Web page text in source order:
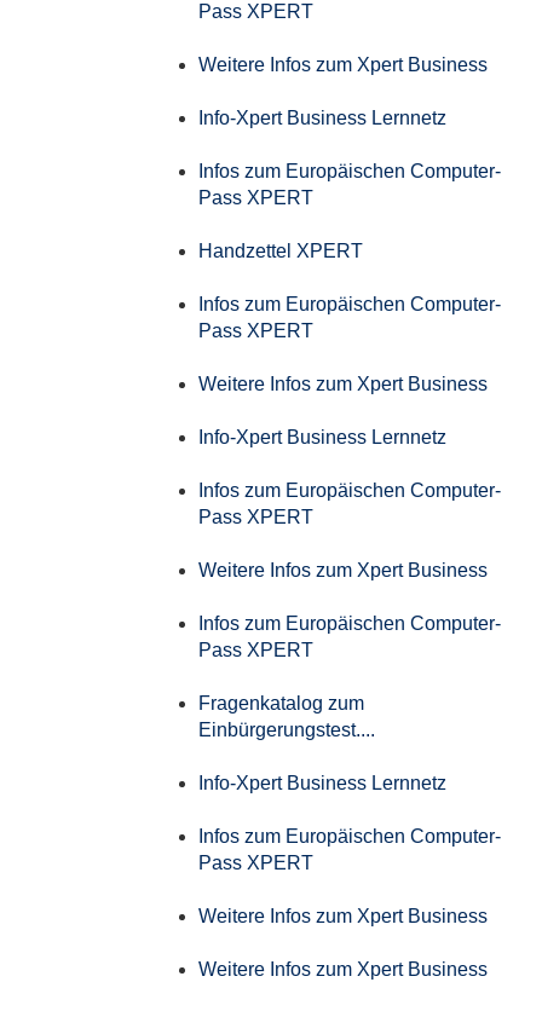
Pass XPERT
Weitere Infos zum Xpert Business
Info-Xpert Business Lernnetz
Infos zum Europäischen Computer-
Pass XPERT
Handzettel XPERT
Infos zum Europäischen Computer-
Pass XPERT
Weitere Infos zum Xpert Business
Info-Xpert Business Lernnetz
Infos zum Europäischen Computer-
Pass XPERT
Weitere Infos zum Xpert Business
Infos zum Europäischen Computer-
Pass XPERT
Fragenkatalog zum
Einbürgerungstest....
Info-Xpert Business Lernnetz
Infos zum Europäischen Computer-
Pass XPERT
Weitere Infos zum Xpert Business
Weitere Infos zum Xpert Business